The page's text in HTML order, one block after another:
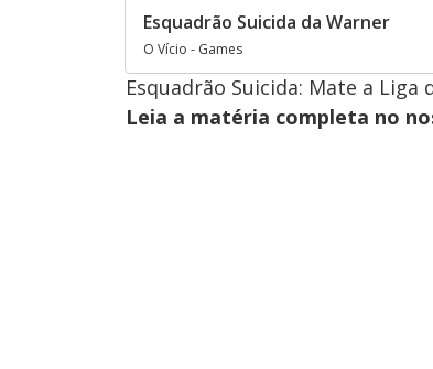
Esquadrão Suicida da Warner
O Vício - Games
Esquadrão Suicida: Mate a
Leia a matéria completa no